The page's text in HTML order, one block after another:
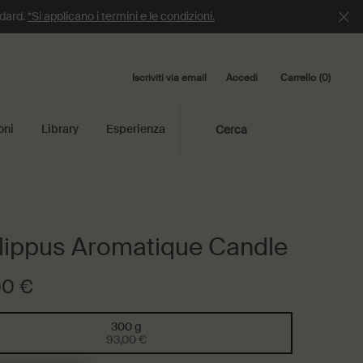
*Si applicano i termini e le condizioni.
Iscriviti via email Accedi Carrello 0
0 product in cart
Library Esperienza Cerca
Aromatique Candle
€
Selected
300 g
93,00 €
, 1 of 1